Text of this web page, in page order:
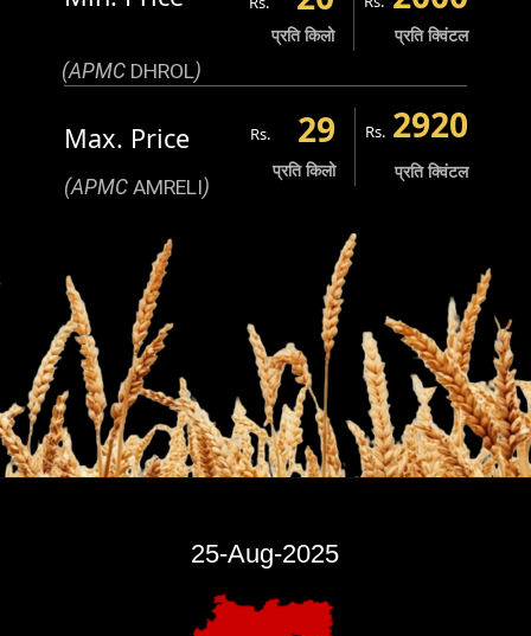
प्रति किलो
29
Rs.
प्रति क्विंटल
2920
Rs.
प्रति किलो प्रति क्विंटल
(APMCAMRELI)
Max. Price
(APMC DHROL)
25-Aug-2025